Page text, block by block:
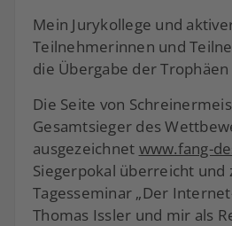
Mein Jurykollege und
Teilnehmerinnen und
die Übergabe der
Die Seite von
Gesamtsieger des
ausgezeichnet www.fang-
Siegerpokal überreicht
Tagesseminar „Der
Thomas Issler und mir als